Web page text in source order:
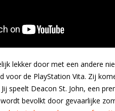
lekker door met een andere
voor de PlayStation Vita. Zij
speelt Deacon St. John, een
bevolkt door gevaarlijke